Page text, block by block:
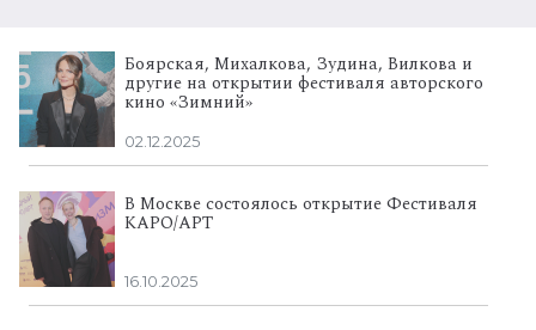
Боярская, Михалкова, Зудина, Вилкова и
другие на открытии фестиваля авторского
кино «Зимний»
02.12.2025
В Москве состоялось открытие Фестиваля
КАРО/АРТ
16.10.2025